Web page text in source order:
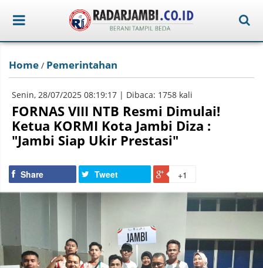
Home / Pemerintahan
Senin, 28/07/2025 08:19:17 | Dibaca: 1758 kali
FORNAS VIII NTB Resmi Dimulai!
Ketua KORMI Kota Jambi Diza :
"Jambi Siap Ukir Prestasi"
Share Tweet +1